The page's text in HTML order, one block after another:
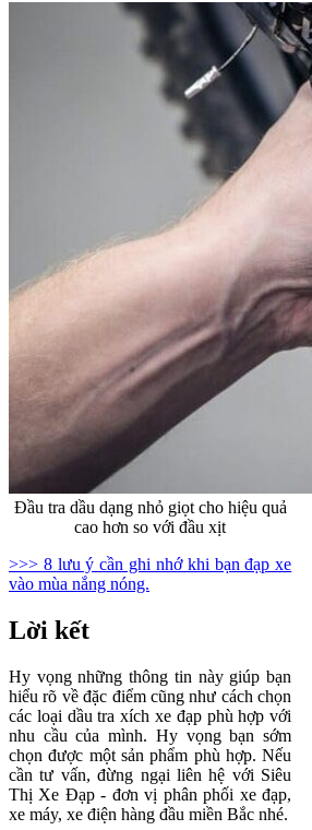
Đầu tra dầu dạng nhỏ giọt cho hiệu quả
cao hơn so với đầu xịt
>>> 8 lưu ý cần ghi nhớ khi bạn đạp xe
vào mùa nắng nóng.
Lời kết
Hy vọng những thông tin này giúp bạn
hiểu rõ về đặc điểm cũng như cách chọn
các loại dầu tra xích xe đạp phù hợp với
nhu cầu của mình. Hy vọng bạn sớm
chọn được một sản phẩm phù hợp. Nếu
cần tư vấn, đừng ngại liên hệ với Siêu
Thị Xe Đạp - đơn vị phân phối xe đạp,
xe máy, xe điện hàng đầu miền Bắc nhé.